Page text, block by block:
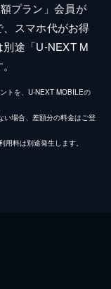
プラン」会員が
スマホ代がお得
途「U-NEXT M
トを、U-NEXT MOBILEの
い場合、差額分の料金はご登
料は別途発生します。